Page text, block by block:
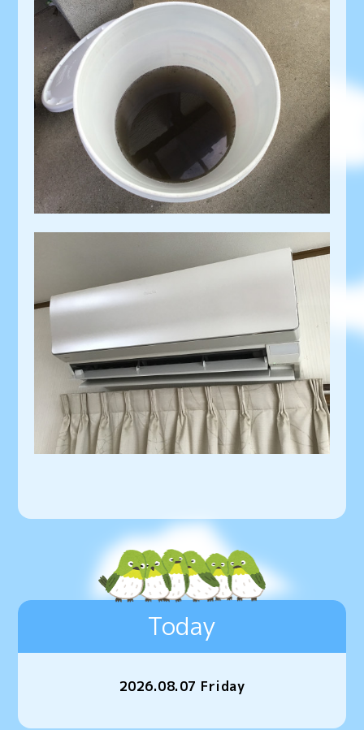
Today
2026.08.07 Friday